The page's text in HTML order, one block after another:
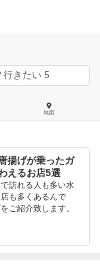
行きたい 5
地図
揚げが乗ったガ
えるお店5選
訪れる人も多い水
も多くあるんで
ご紹介致します。